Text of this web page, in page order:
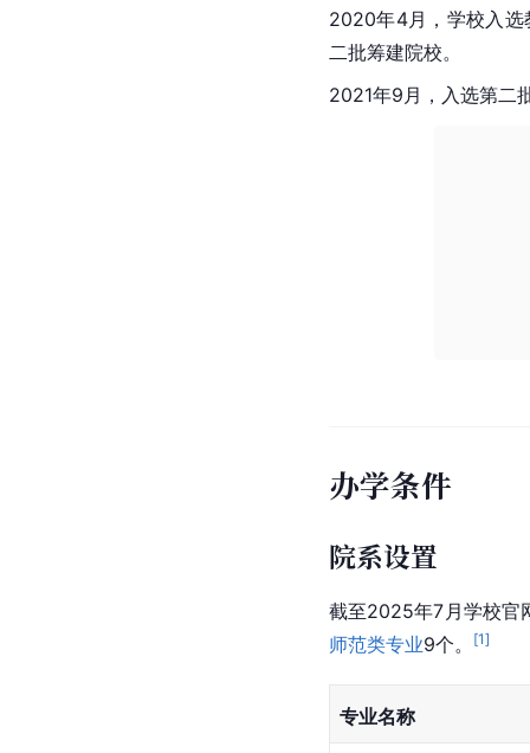
2020年4月，学校入选
二批筹建院校。
2021年9月，入选第二
办学条件
院系设置
截至2025年7月学校官
师范类专业9个。 [1]
专业名称